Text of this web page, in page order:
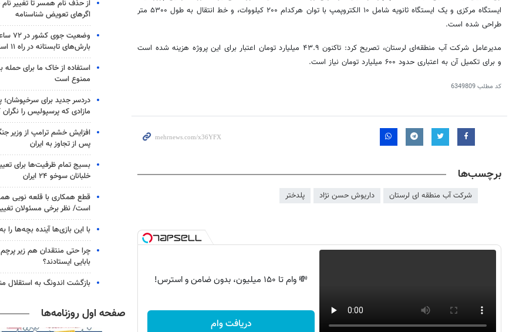
ایستگاه مرکزی و یک ایستگاه ثانویه شامل ۱۰
الکتروپمپ
با توان هرکدام ۲۰۰ کیلووات، و خط انتقال به طول ۵۳۰۰ متر
طراحی شده است.
مدیرعامل شرکت آب منطقه‌ای لرستان، تصریح کرد: تاکنون ۴۳.۹ میلیارد تومان اعتبار برای این پروژه هزینه شده است
و برای تکمیل آن به اعتباری حدود ۶۰۰ میلیارد تومان نیاز است.
کد مطلب6349809
برچسب‌ها
شرکت آب منطقه ای لرستان داریوش حسن نژاد پلدختر
💸 وام تا ۱۵۰ میلیون، بدون ضامن و استرس!
دریافت وام
از حذف نام همسر تا تغییر نام
اگرهای تعویض شناسنامه
وضعیت
بارش‌های تابستانه در راه ۱۱ استان
استفاده از خاک ما برای
ممنوع است
دردسر جدید برای سرخپوشان؛
مازادی که پرسپولیس را نگران
افزایش خشم ترامپ از وزیر
پس از تجاوز به ایران
بسیج تمام ظرفیت‌ها برای
خلبانان سوخو ۲۴ ایران
قطع همکاری با قلعه نویی
است/ نظر برخی مسئولان
با این بازی‌ها آینده بچه‌ها را
چرا حتی منتقدان هم زیر
بابایی ایستادند؟
بازگشت اندونگ به استقلال
صفحه اول روزنامه‌ها